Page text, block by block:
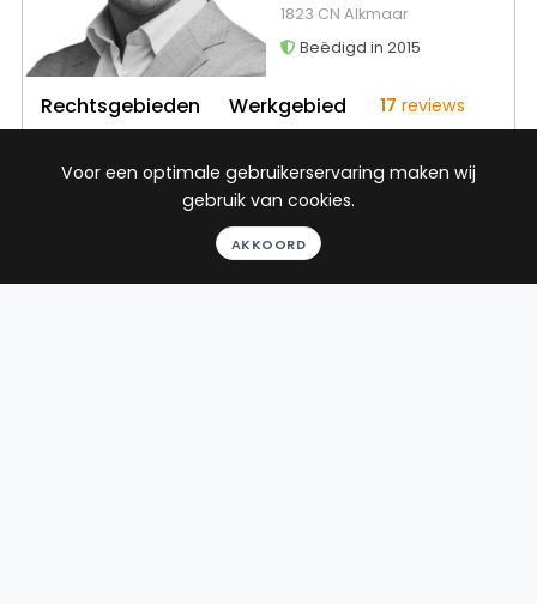
1823 CN Alkmaar
Beëdigd in 2015
Rechtsgebieden
Verkeersrecht
Werkgebied 17 reviews
gesprek
Voor een optimale gebruikerservaring maken wij
gebruik van cookies.
AKKOORD